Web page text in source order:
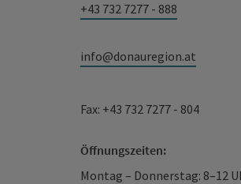
+43 732 7277 - 888
info@donauregion.at
Fax: +43 732 7277 - 804
Öffnungszeiten:
Montag – Donnerstag: 8–12